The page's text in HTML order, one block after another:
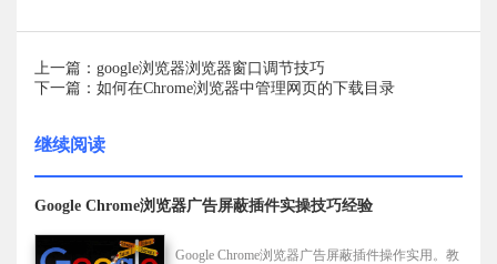
上一篇：google浏览器浏览器窗口调节技巧
下一篇：如何在Chrome浏览器中管理网页的下载目录
继续阅读
Google Chrome浏览器广告屏蔽插件实操技巧经验
Google Chrome浏览器广告屏蔽插件操作实用。教